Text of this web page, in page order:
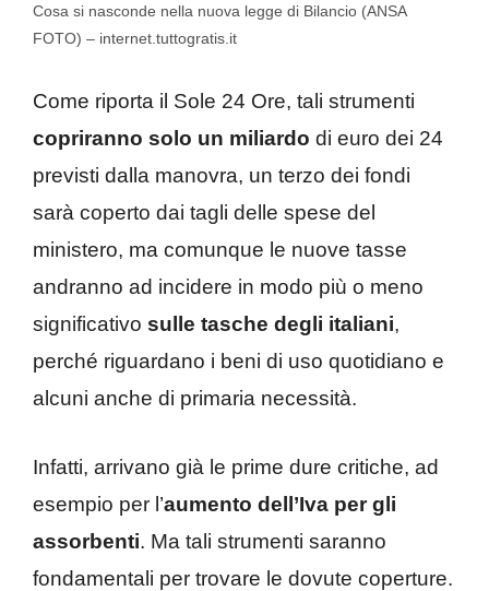
Cosa si nasconde nella nuova legge di Bilancio (ANSA
FOTO) – internet.tuttogratis.it
Come riporta il Sole 24 Ore, tali strumenti
copriranno solo un miliardo di euro dei 24
previsti dalla manovra, un terzo dei fondi
sarà coperto dai tagli delle spese del
ministero, ma comunque le nuove tasse
andranno ad incidere in modo più o meno
significativo sulle tasche degli italiani,
perché riguardano i beni di uso quotidiano e
alcuni anche di primaria necessità.
Infatti, arrivano già le prime dure critiche, ad
esempio per l’aumento dell’Iva per gli
assorbenti. Ma tali strumenti saranno
fondamentali per trovare le dovute coperture.